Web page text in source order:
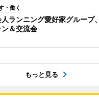
・働く
ランニング愛好家グループ
ン＆交流会
もっと見る